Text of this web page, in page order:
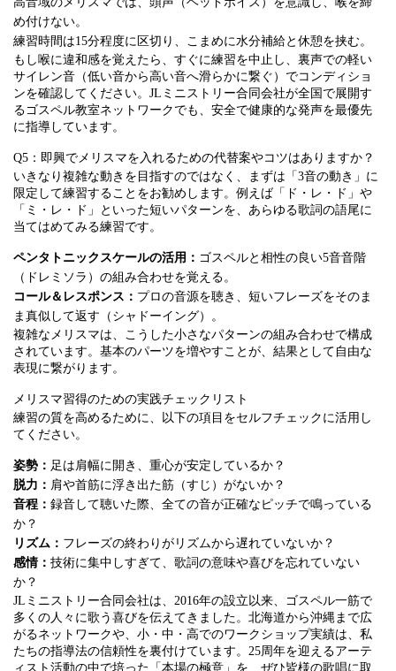
め付けない。
練習時間は15分程度に区切り、こまめに水分補給と休憩を挟む。
もし喉に違和感を覚えたら、すぐに練習を中止し、裏声での軽い
サイレン音（低い音から高い音へ滑らかに繋ぐ）でコンディショ
ンを確認してください。JLミニストリー合同会社が全国で展開す
るゴスペル教室ネットワークでも、安全で健康的な発声を最優先
に指導しています。
Q5：即興でメリスマを入れるための代替案やコツはありますか？
いきなり複雑な動きを目指すのではなく、まずは「3音の動き」に
限定して練習することをお勧めします。例えば「ド・レ・ド」や
「ミ・レ・ド」といった短いパターンを、あらゆる歌詞の語尾に
当てはめてみる練習です。
ペンタトニックスケールの活用： ゴスペルと相性の良い5音音階
（ドレミソラ）の組み合わせを覚える。
コール＆レスポンス： プロの音源を聴き、短いフレーズをそのま
ま真似して返す（シャドーイング）。
複雑なメリスマは、こうした小さなパターンの組み合わせで構成
されています。基本のパーツを増やすことが、結果として自由な
表現に繋がります。
メリスマ習得のための実践チェックリスト
練習の質を高めるために、以下の項目をセルフチェックに活用し
てください。
姿勢： 足は肩幅に開き、重心が安定しているか？
脱力： 肩や首筋に浮き出た筋（すじ）がないか？
音程： 録音して聴いた際、全ての音が正確なピッチで鳴っている
か？
リズム： フレーズの終わりがリズムから遅れていないか？
感情： 技術に集中しすぎて、歌詞の意味や喜びを忘れていない
か？
JLミニストリー合同会社は、2016年の設立以来、ゴスペル一筋で
多くの人々に歌う喜びを伝えてきました。北海道から沖縄まで広
がるネットワークや、小・中・高でのワークショップ実績は、私
たちの指導法の信頼性を裏付けています。25周年を迎えるアーテ
ィスト活動の中で培った「本場の極意」を、ぜひ皆様の歌唱に取